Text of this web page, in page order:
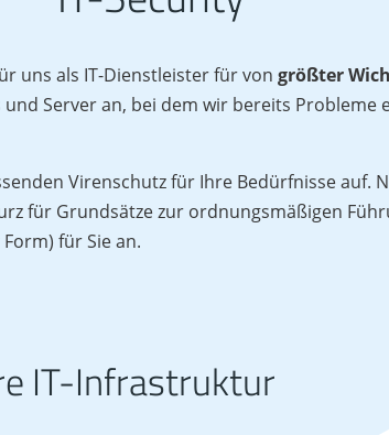
uns als IT-Dienstleister für von größter
Server an, bei dem wir bereits
Virenschutz für Ihre Bedürfnisse auf.
für Grundsätze zur ordnungsmäßigen
für Sie an.
IT-Infrastruktur